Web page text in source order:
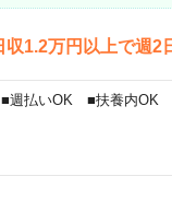
1.2万円以上で週2
週払いOK ■扶養内OK